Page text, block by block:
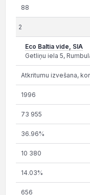
88
2
Eco Baltia vide, SIA
Getliņu iela 5,
Atkritumu izvešana,
1996
73 955
36.96%
10 380
14.03%
656